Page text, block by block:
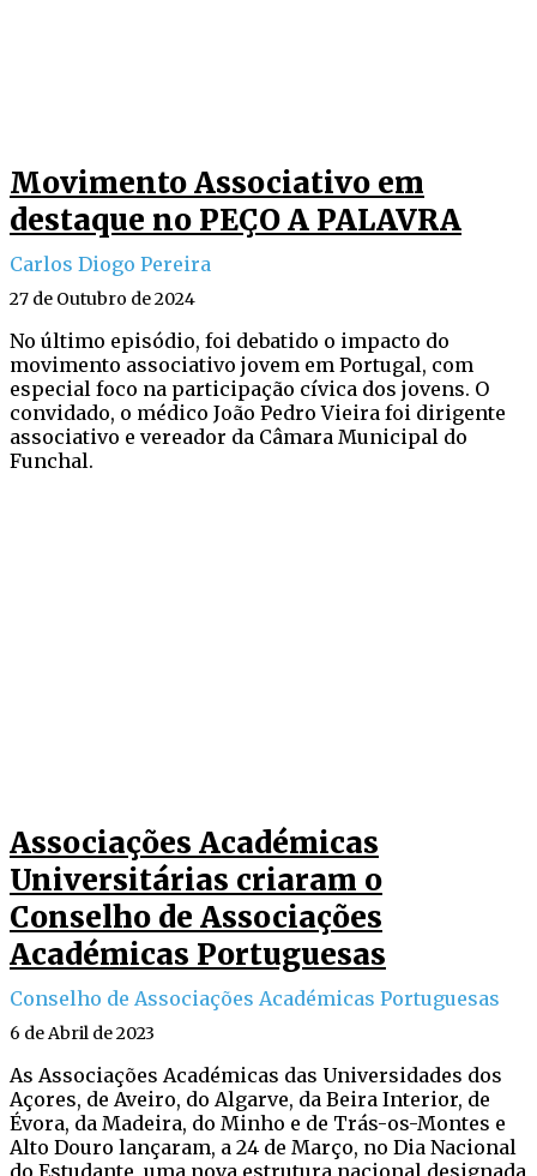
Movimento Associativo em
destaque no PEÇO A PALAVRA
Carlos Diogo Pereira
27 de Outubro de 2024
No último episódio, foi debatido o impacto do
movimento associativo jovem em Portugal, com
especial foco na participação cívica dos jovens. O
convidado, o médico João Pedro Vieira foi dirigente
associativo e vereador da Câmara Municipal do
Funchal.
Associações Académicas
Universitárias criaram o
Conselho de Associações
Académicas Portuguesas
Conselho de Associações Académicas Portuguesas
6 de Abril de 2023
As Associações Académicas das Universidades dos
Açores, de Aveiro, do Algarve, da Beira Interior, de
Évora, da Madeira, do Minho e de Trás-os-Montes e
Alto Douro lançaram, a 24 de Março, no Dia Nacional
do Estudante, uma nova estrutura nacional designada